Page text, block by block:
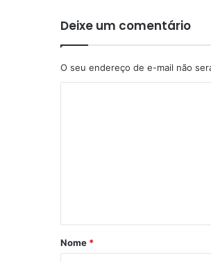
Deixe um comentário
O seu endereço de e-mail não
rNome *